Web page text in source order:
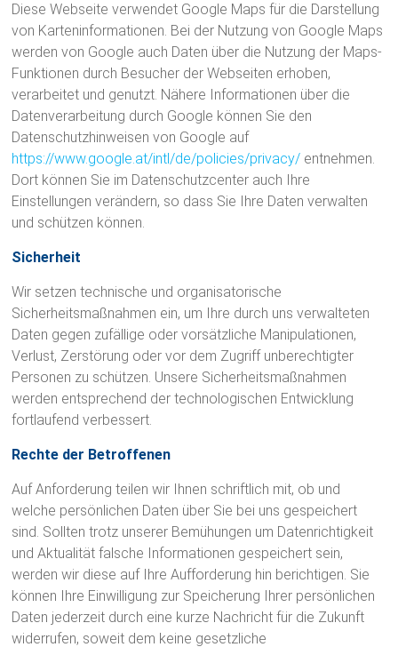
E
i
n
e
w
e
i
t
e
r
W
o
r
d
P
r
s
-
e
b
s
i
t
e
Diese Webseite verwendet Google Maps für die Darstellung
von Karteninformationen. Bei der Nutzung von Google Maps
werden von Google auch Daten über die Nutzung der Maps-
Funktionen durch Besucher der Webseiten erhoben,
verarbeitet und genutzt. Nähere Informationen über die
Datenverarbeitung durch Google können Sie den
Datenschutzhinweisen von Google auf
https://www.google.at/intl/de/policies/privacy/ entnehmen.
Dort können Sie im Datenschutzcenter auch Ihre
Einstellungen verändern, so dass Sie Ihre Daten verwalten
und schützen können.
Sicherheit
Wir setzen technische und organisatorische
Sicherheitsmaßnahmen ein, um Ihre durch uns verwalteten
Daten gegen zufällige oder vorsätzliche Manipulationen,
Verlust, Zerstörung oder vor dem Zugriff unberechtigter
Personen zu schützen. Unsere Sicherheitsmaßnahmen
werden entsprechend der technologischen Entwicklung
fortlaufend verbessert.
Rechte der Betroffenen
Auf Anforderung teilen wir Ihnen schriftlich mit, ob und
welche persönlichen Daten über Sie bei uns gespeichert
sind. Sollten trotz unserer Bemühungen um Datenrichtigkeit
und Aktualität falsche Informationen gespeichert sein,
werden wir diese auf Ihre Aufforderung hin berichtigen. Sie
können Ihre Einwilligung zur Speicherung Ihrer persönlichen
Daten jederzeit durch eine kurze Nachricht für die Zukunft
widerrufen, soweit dem keine gesetzliche